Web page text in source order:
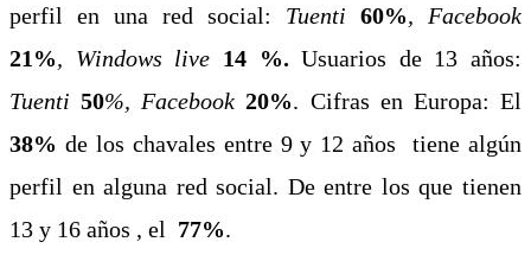
perfil en una red social: Tuenti 60%, Facebook
21%, Windows live 14 %.Usuarios de 13 años:
Tuenti50%, Facebook20%. Cifras en Europa: El
38% de los chavales entre 9 y 12 años tiene algún
perfil en alguna red social. De entre los que tienen
13 y 16 años , el 77%.